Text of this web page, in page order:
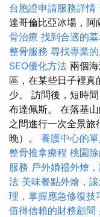
台胞證申請服務詳情
達哥倫比亞冰場，阿
骨治療 找到合適的
整骨服務 尋找專業
SEO優化方法 兩個
區，在某些日子裡真
少。 訪問後，短時
布達佩斯。 在落基
之間進行一次全景旅
晚）。 養護中心的
整骨推拿療程 桃園
服務 戶外婚禮外燴
法 美味餐點外燴，
理，掌握應急修復技
值得信賴的財務顧問